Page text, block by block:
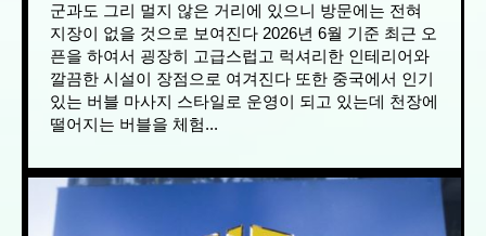
군과도 그리 멀지 않은 거리에 있으니 방문에는 전혀
지장이 없을 것으로 보여진다 2026년 6월 기준 최근 오
픈을 하여서 굉장히 고급스럽고 럭셔리한 인테리어와
깔끔한 시설이 장점으로 여겨진다 또한 중국에서 인기
있는 버블 마사지 스타일로 운영이 되고 있는데 천장에
떨어지는 버블을 체험...